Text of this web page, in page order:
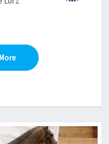
Read More